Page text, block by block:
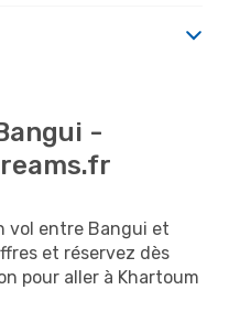
-
vol entre Bangui et
et réservez dès
pour aller à Khartoum